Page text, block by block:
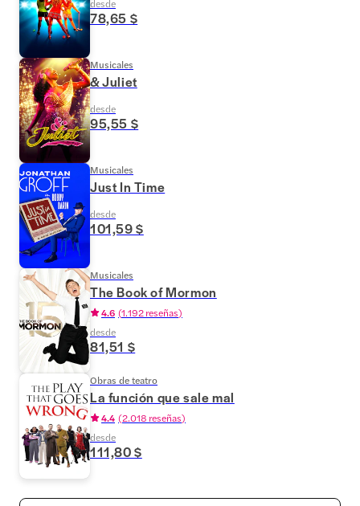
78,65 $
Musicales
& Juliet
desde
95,55 $
Musicales
Just In Time
desde
101,59 $
Musicales
The Book of Mormon
4.6 (1.192 reseñas)
desde
81,51 $
Obras de teatro
La función que sale mal
4.4 (2.018 reseñas)
desde
111,80 $